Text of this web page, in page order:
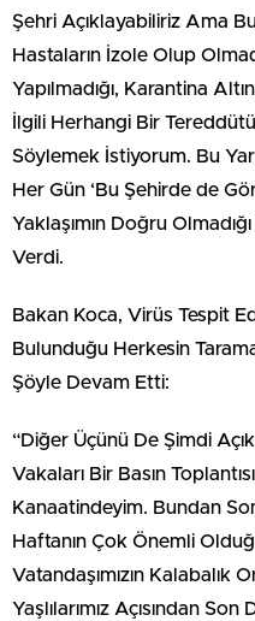
Şehri Açıklayabiliriz Ama
Hastaların İzole Olup
Yapılmadığı, Karantina
İlgili Herhangi Bir
Söylemek İstiyorum. Bu
Her Gün ‘Bu Şehirde de
Yaklaşımın Doğru
Verdi.
Bakan Koca, Virüs Tespit
Bulunduğu Herkesin
Şöyle Devam Etti:
“Diğer Üçünü De Şimdi
Vakaları Bir Basın
Kanaatindeyim. Bundan
Haftanın Çok Önemli
Vatandaşımızın Kalabalık
Yaşlılarımız Açısından